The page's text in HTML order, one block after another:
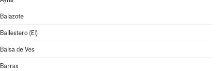
Balazote
Ballestero (El)
Balsa de Ves
Barrax